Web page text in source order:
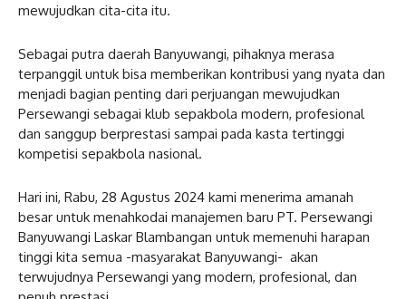
mewujudkan cita-cita itu.
Sebagai putra daerah Banyuwangi, pihaknya merasa
terpanggil untuk bisa memberikan kontribusi yang nyata dan
menjadi bagian penting dari perjuangan mewujudkan
Persewangi sebagai klub sepakbola modern, profesional
dan sanggup berprestasi sampai pada kasta tertinggi
kompetisi sepakbola nasional.
Hari ini, Rabu, 28 Agustus 2024 kami menerima amanah
besar untuk menahkodai manajemen baru PT. Persewangi
Banyuwangi Laskar Blambangan untuk memenuhi harapan
tinggi kita semua -masyarakat Banyuwangi- akan
terwujudnya Persewangi yang modern, profesional, dan